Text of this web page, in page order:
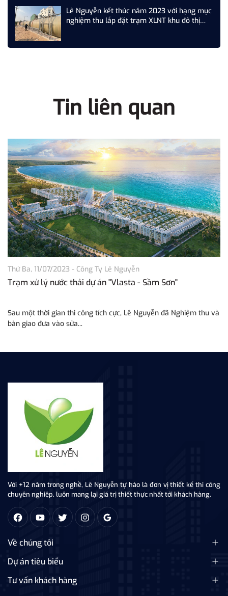
Lê Nguyễn kết thúc năm 2023 với hạng mục
nghiệm thu lắp đặt trạm XLNT khu đô thị
Tin liên quan
Thứ Ba, 11/07/2023 - Công Ty Lê Nguyễn
Trạm xử lý nước thải dự án "Vlasta - Sầm Sơn"
Sau một thời gian thi công tích cực, Lê Nguyễn đã Nghiệm thu và
bàn giao đưa vào sửa...
Với +12 năm trong nghề, Lê Nguyễn tự hào là đơn vị thiết kế thi công
chuyên nghiệp, luôn mang lại giá trị thiết thực nhất tới khách hàng.
Về chúng tôi
Dự án tiêu biểu
Tư vấn khách hàng